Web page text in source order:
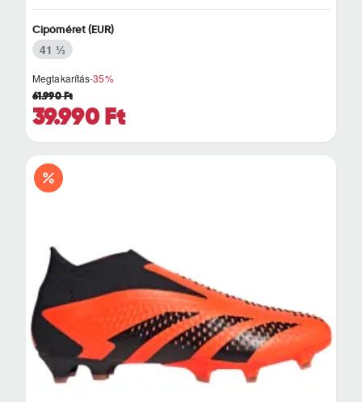
Megtakarítás-35%
39.990 Ft
61.990 Ft
Cipőméret (EUR)
41 ⅓